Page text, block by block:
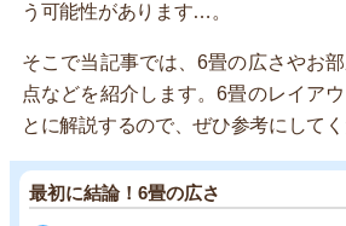
う可能性があります…。
そこで当記事では、6畳の広さやお
点などを紹介します。6畳のレイア
とに解説するので、ぜひ参考にしてく
最初に結論！6畳の広さ